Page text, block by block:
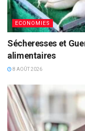
ECONOMIES
Sécheresses et
alimentaires
8 AOÛT 2026